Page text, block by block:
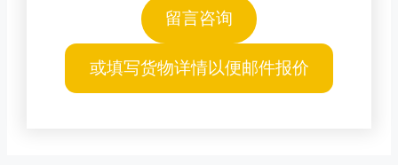
留言咨询
或填写货物详情以便邮件报价